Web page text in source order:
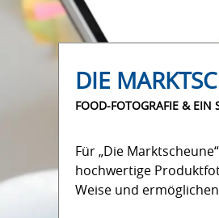
DIE
FOOD-FOTOGRAFIE & EIN
Für „Die
hochwertige
Weise und